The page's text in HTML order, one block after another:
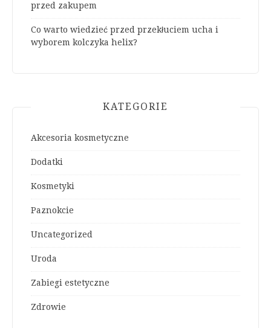
przed zakupem
Co warto wiedzieć przed przekłuciem ucha i
wyborem kolczyka helix?
KATEGORIE
Akcesoria kosmetyczne
Dodatki
Kosmetyki
Paznokcie
Uncategorized
Uroda
Zabiegi estetyczne
Zdrowie